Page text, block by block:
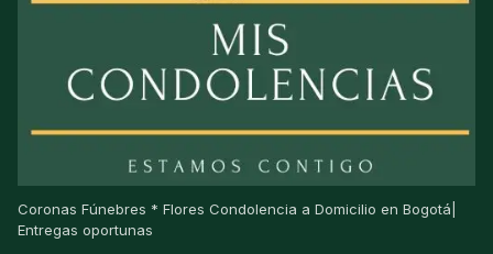
Coronas Fúnebres * Flores Condolencia a Domicilio en Bogotá|
Entregas oportunas